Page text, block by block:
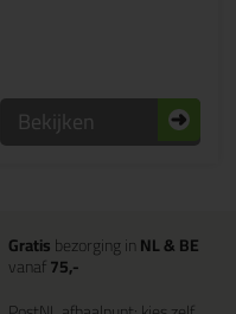
Bekijken
Gratisbezorging inNL & BE
vanaf75,-